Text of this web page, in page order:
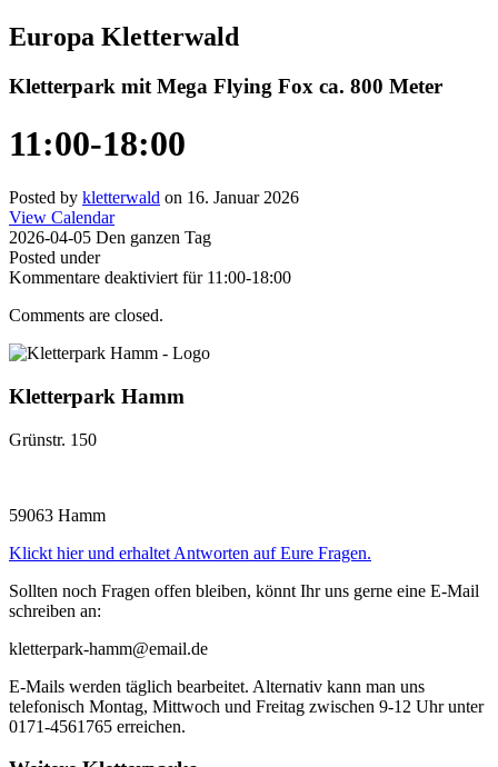
Europa Kletterwald
Kletterpark mit Mega Flying Fox ca. 800 Meter
11:00-18:00
Posted by kletterwald on 16. Januar 2026
View Calendar
2026-04-05 Den ganzen Tag
Posted under
Kommentare deaktiviert für 11:00-18:00
Comments are closed.
Kletterpark Hamm
Grünstr. 150
59063 Hamm
Klickt hier und erhaltet Antworten auf Eure Fragen.
Sollten noch Fragen offen bleiben, könnt Ihr uns gerne eine E-Mail
schreiben an:
kletterpark-hamm@email.de
E-Mails werden täglich bearbeitet. Alternativ kann man uns
telefonisch Montag, Mittwoch und Freitag zwischen 9-12 Uhr unter
0171-4561765 erreichen.